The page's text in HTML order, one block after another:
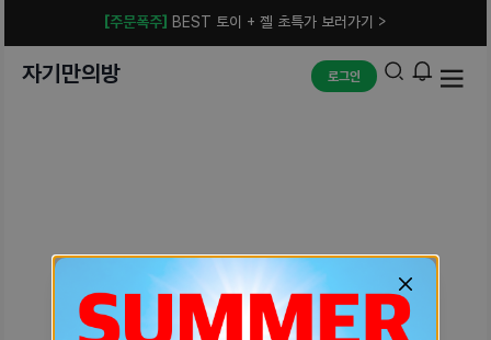
[주문폭주] BEST 토이 + 젤 초특가 보러가기 >
자기만의방 로그인